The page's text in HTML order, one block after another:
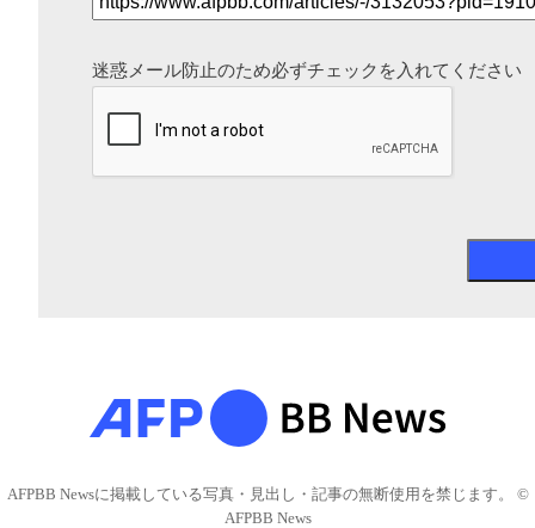
迷惑メール防止のため必ずチェックを入れてください
AFPBB Newsに掲載している写真・見出し・記事の無断使用を禁じます。 ©
AFPBB News